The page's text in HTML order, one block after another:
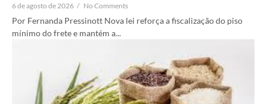
6 de agosto de 2026 / No Comments
Por Fernanda Pressinott Nova lei reforça a fiscalização do piso
mínimo do frete e mantém a...